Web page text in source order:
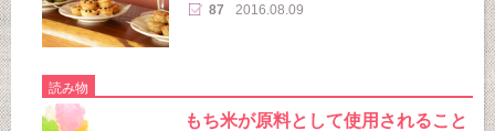
87 2016.08.09
読み物
もち米が原料として使用されること